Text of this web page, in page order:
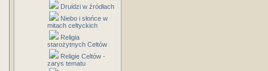
Druidzi w źródłach
Niebo i słońce w
mitach celtyckich
Religia
starożytnych Celtów
Religie Celtów -
zarys tematu